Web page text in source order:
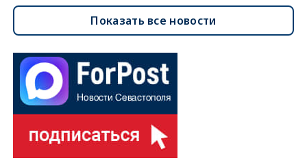
Показать все новости